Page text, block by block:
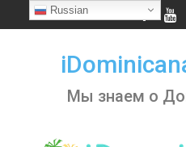
to
Мы знаем о
Russian